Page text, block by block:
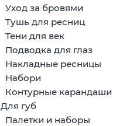
Уход за бровями
Тушь для ресниц
Тени для век
Подводка для глаз
Накладные ресницы
Набори
Контурные карандаши
Для губ
Палетки и наборы